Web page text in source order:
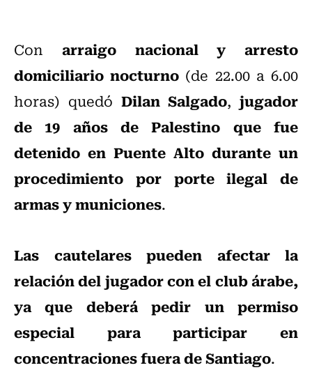
Con arraigo nacional y arresto
domiciliario nocturno (de 22.00 a 6.00
horas) quedó Dilan Salgado, jugador
de 19 años de Palestino que fue
detenido en Puente Alto durante un
procedimiento por porte ilegal de
armas y municiones.
Las cautelares pueden afectar la
relación del jugador con el club árabe,
ya que deberá pedir un permiso
especial para participar en
concentraciones fuera de Santiago.